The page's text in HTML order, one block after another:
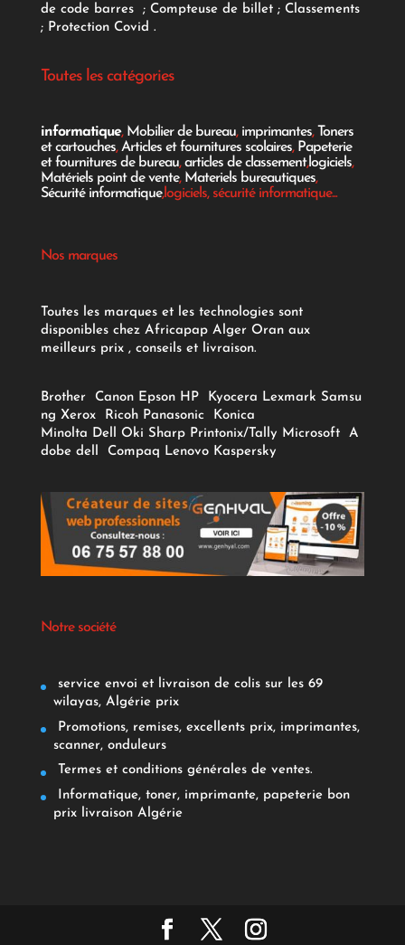
de code barres
; Compteuse de billet; Classements
; Protection Covid .
Toutes les catégories
informatique, Mobilier de bureau, imprimantes, Toners
et cartouches,Articles et fournitures scolaires, Papeterie
et fournitures de bureau,articles de classement,logiciels,
Matériels point de vente, Materiels bureautiques,
Sécurité informatique,logiciels, sécurité informatique...
Nos marques
Toutes les marques et les technologies sont
disponibles chez Africapap Alger Oran aux
meilleurs prix , conseils et livraison.
Brother Canon Epson HP Kyocera Lexmark Samsu
ng Xerox Ricoh Panasonic
Konica
Minolta Dell Oki Sharp Printonix/Tally Microsoft
A
dobe dell Compaq Lenovo Kaspersky
Notre société
service envoi et livraison de colis sur les 69
wilayas, Algérie prix
Promotions, remises, excellents prix, imprimantes,
scanner, onduleurs
Termes et conditions générales de ventes.
Informatique, toner, imprimante, papeterie bon
prix livraison Algérie